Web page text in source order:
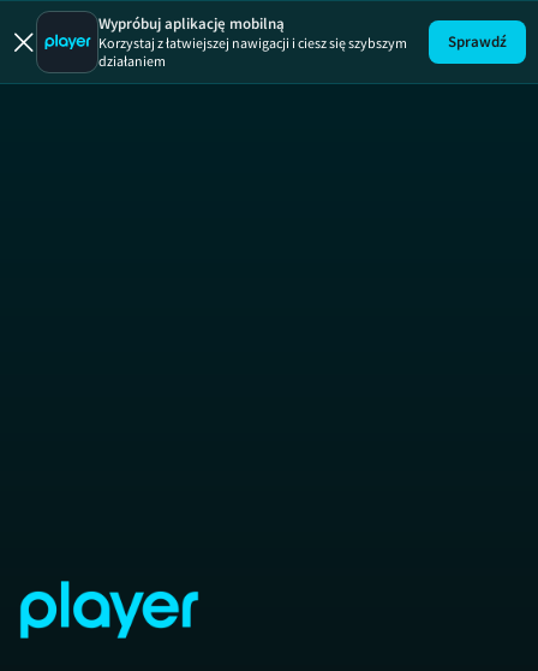
Wypróbuj aplikację mobilną
Korzystaj z łatwiejszej nawigacji i ciesz się szybszym
działaniem
Sprawdź